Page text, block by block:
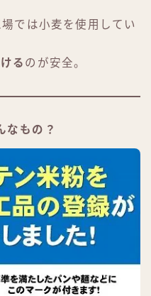
では小麦を使用してい
る のが安全。
なもの？